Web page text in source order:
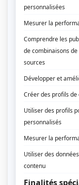
Il peut aussi
aider les
performance
2 / Quelles
Comme vu
kiné
Un kiné
pathologies,
respiratoire ou
plus général et